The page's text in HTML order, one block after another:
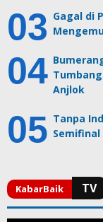
Gagal di
Anjlok
Tanpa
Semifinal